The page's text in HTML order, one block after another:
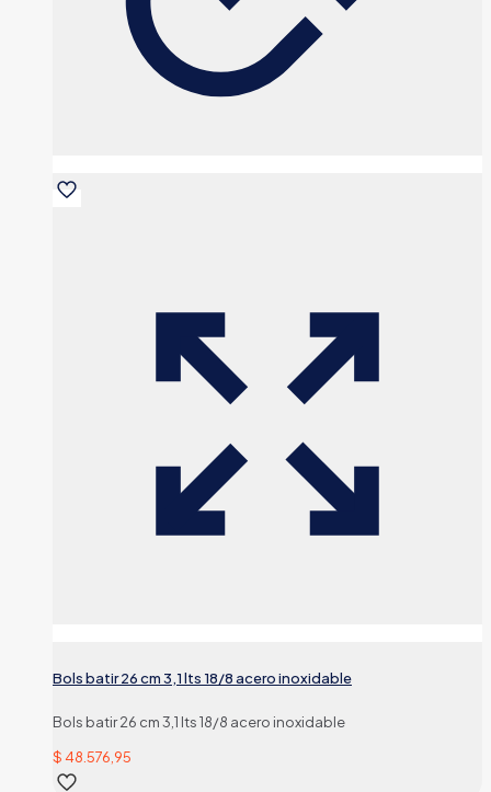
Bols batir 26 cm 3,1 lts 18/8 acero inoxidable
Bols batir 26 cm 3,1 lts 18/8 acero inoxidable
$ 48.576,95